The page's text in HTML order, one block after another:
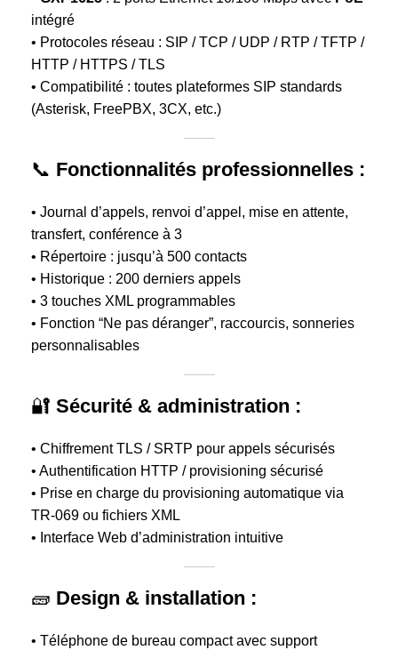
intégré
• Protocoles réseau : SIP / TCP / UDP / RTP / TFTP /
HTTP / HTTPS / TLS
• Compatibilité : toutes plateformes SIP standards
(Asterisk, FreePBX, 3CX, etc.)
📞 Fonctionnalités professionnelles :
• Journal d’appels, renvoi d’appel, mise en attente,
transfert, conférence à 3
• Répertoire : jusqu’à 500 contacts
• Historique : 200 derniers appels
• 3 touches XML programmables
• Fonction “Ne pas déranger”, raccourcis, sonneries
personnalisables
🔐 Sécurité & administration :
• Chiffrement TLS / SRTP pour appels sécurisés
• Authentification HTTP / provisioning sécurisé
• Prise en charge du provisioning automatique via
TR-069 ou fichiers XML
• Interface Web d’administration intuitive
🧱 Design & installation :
• Téléphone de bureau compact avec support